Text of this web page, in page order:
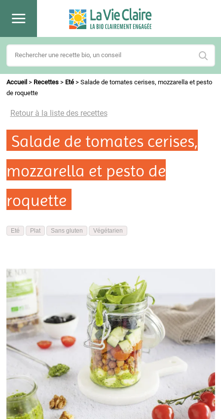
Accueil > Recettes> Eté> Salade de tomates cerises, mozzarella et pesto
de roquette
Retour à la liste des recettes
Salade de tomates cerises,
mozzarella et pesto de
roquette
Eté Plat Sans gluten Végétarien